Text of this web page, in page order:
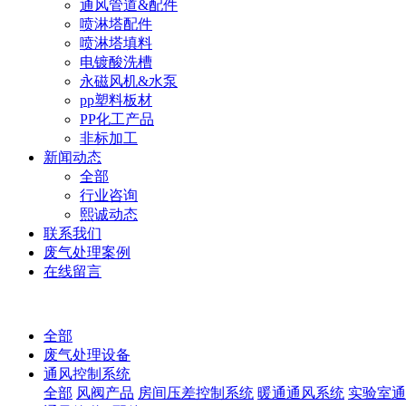
通风管道&配件
喷淋塔配件
喷淋塔填料
电镀酸洗槽
永磁风机&水泵
pp塑料板材
PP化工产品
非标加工
新闻动态
全部
行业咨询
熙诚动态
联系我们
废气处理案例
在线留言
全部
废气处理设备
通风控制系统
全部 风阀产品 房间压差控制系统 暖通通风系统 实验室